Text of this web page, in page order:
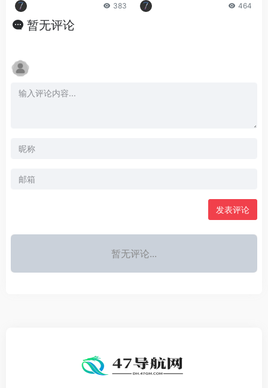
383 464
暂无评论
发表评论
暂无评论...